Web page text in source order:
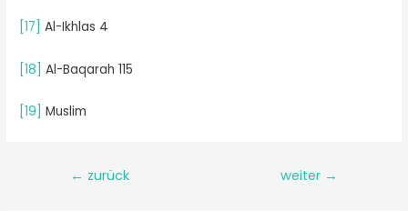
[17] Al-Ikhlas 4
[18] Al-Baqarah 115
[19] Muslim
← zurück weiter →